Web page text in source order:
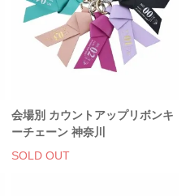
会場別 カウントアップリボンキ
ーチェーン 神奈川
SOLD OUT